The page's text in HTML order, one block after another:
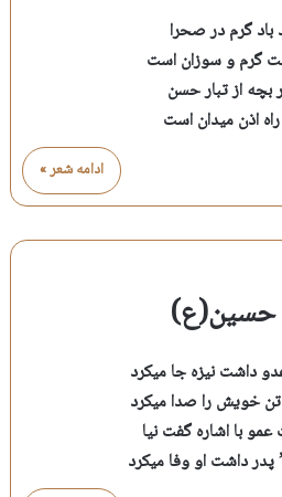
گرم در صحرا
گرم و سوزان است
از تبار حسن
اذن میدان است
ادامه شعر »
حسین(ع)
داشت نیزه جا میکرد
خویش را صدا میکرد
با اشاره گفت نیا
داشت او وفا میکرد